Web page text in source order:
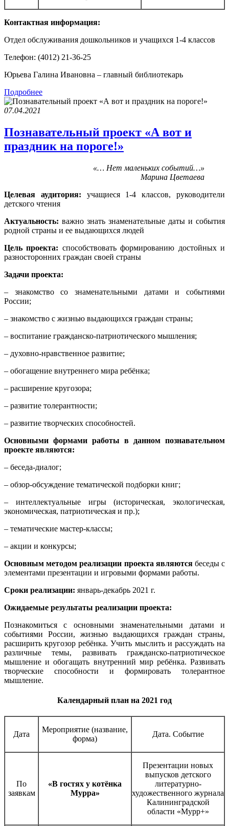
Контактная информация:
Отдел обслуживания дошкольников и учащихся 1-4 классов
Телефон: (4012) 21-36-25
Юрьева Галина Ивановна – главный библиотекарь
Подробнее
07.04.2021
Познавательный проект «А вот и
праздник на пороге!»
«… Нет маленьких событий…»
Марина Цветаева
Целевая аудитория: учащиеся 1-4 классов, руководители
детского чтения
Актуальность: важно знать знаменательные даты и события
родной страны и ее выдающихся людей
Цель проекта: способствовать формированию достойных и
разносторонних граждан своей страны
Задачи проекта:
– знакомство со знаменательными датами и событиями
России;
– знакомство с жизнью выдающихся граждан страны;
– воспитание гражданско-патриотического мышления;
– духовно-нравственное развитие;
– обогащение внутреннего мира ребёнка;
– расширение кругозора;
– развитие толерантности;
– развитие творческих способностей.
Основными формами работы в данном познавательном
проекте являются:
– беседа-диалог;
– обзор-обсуждение тематической подборки книг;
– интеллектуальные игры (историческая, экологическая,
экономическая, патриотическая и пр.);
– тематические мастер-классы;
– акции и конкурсы;
Основным методом реализации проекта являютсябеседы с
элементами презентации и игровыми формами работы.
Сроки реализации: январь-декабрь 2021 г.
Ожидаемые результаты реализации проекта:
Познакомиться с основными знаменательными датами и
событиями России, жизнью выдающихся граждан страны,
расширить кругозор ребёнка. Учить мыслить и рассуждать на
различные темы, развивать гражданско-патриотическое
мышление и обогащать внутренний мир ребёнка. Развивать
творческие способности и формировать толерантное
мышление.
Календарный план на 2021 год
Дата
Мероприятие (название,
форма)
Дата. Событие
По
заявкам
«В гостях у котёнка
Мурра»
Презентации новых
выпусков детского
литературно-
художественного журнала
Калининградской
области «Мурр+»